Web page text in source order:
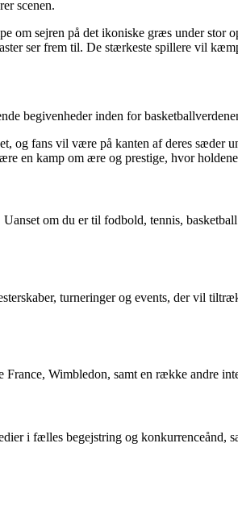
scenen.
om sejren på det ikoniske græs under stor
ser frem til. De stærkeste spillere vil
begivenheder inden for
fans vil være på kanten af deres sæder
en kamp om ære og prestige, hvor
om du er til fodbold, tennis,
turneringer og events, der vil
Wimbledon, samt en række andre
i fælles begejstring og konkurrenceånd,